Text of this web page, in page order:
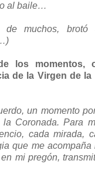
al baile…
de muchos, brotó
los momentos,
de la Virgen de la
un momento
Coronada. Para
cada mirada,
que me
mi pregón,